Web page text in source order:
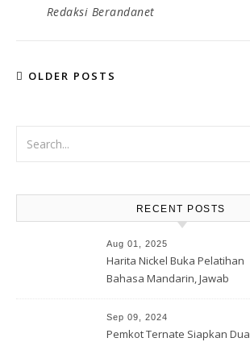
Redaksi Berandanet
OLDER POSTS
RECENT POSTS
Aug 01, 2025
Harita Nickel Buka Pelatihan
Bahasa Mandarin, Jawab
Sep 09, 2024
Pemkot Ternate Siapkan Dua